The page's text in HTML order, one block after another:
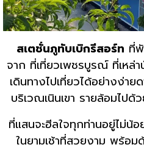
สเตชั่นภูทับเบิกรีสอร์ท ที่
จาก ที่เที่ยวเพชรบูรณ์ ที่เหล่
เดินทางไปเที่ยวได้อย่างง่
บริเวณเนินเขา รายล้อมไป
ที่แสนจะฮีลใจทุกท่านอยู่ไม่น้
ในยามเช้าที่สวยงาม พร้อ